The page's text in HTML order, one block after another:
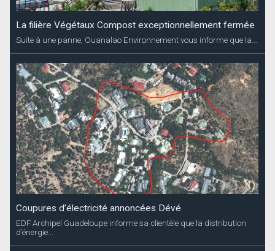
La filière Végétaux Compost exceptionnellement fermée
Suite à une panne, Ouanalao Environnement vous informe que la...
Coupures d’électricité annoncées Dévé
EDF Archipel Guadeloupe informe sa clientèle que la distribution
d’énergie...